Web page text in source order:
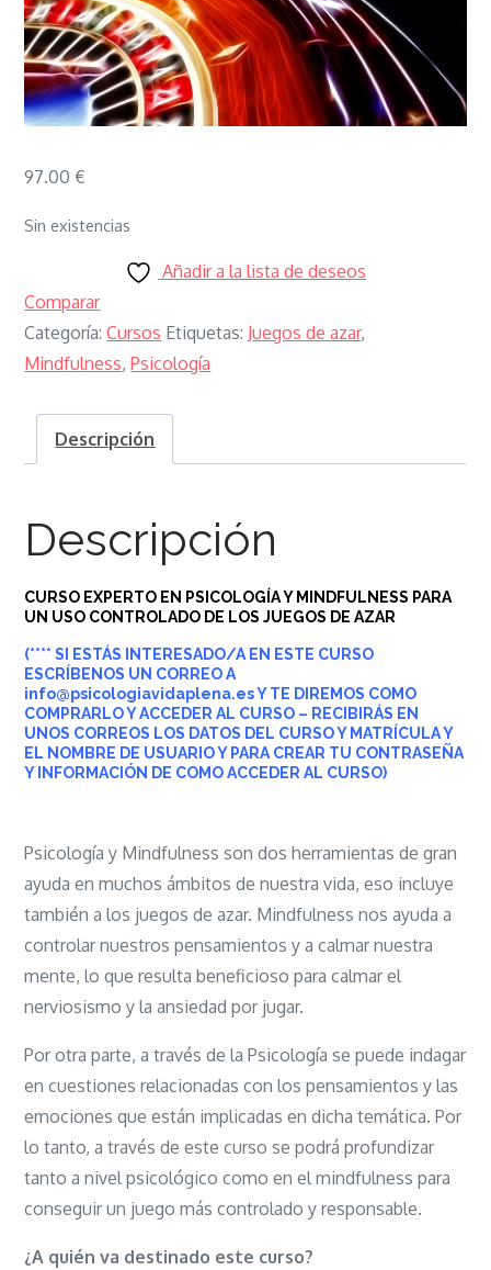
97.00 €
Sin existencias
Añadir a la lista de deseos
Comparar
Categoría:Cursos Etiquetas: Juegos de azar,
Mindfulness,Psicología
Descripción
Descripción
CURSO EXPERTO EN PSICOLOGÍA Y MINDFULNESS PARA
UN USO CONTROLADO DE LOS JUEGOS DE AZAR
(**** SI ESTÁS INTERESADO/A EN ESTE CURSO
ESCRÍBENOS UN CORREO A
info@psicologiavidaplena.es Y TE DIREMOS COMO
COMPRARLO Y ACCEDER AL CURSO – RECIBIRÁS EN
UNOS CORREOS LOS DATOS DEL CURSO Y MATRÍCULA Y
EL NOMBRE DE USUARIOY PARA CREAR TU CONTRASEÑA
Y INFORMACIÓN DE COMO ACCEDER AL CURSO)
Psicología y Mindfulness son dos herramientas de gran
ayuda en muchos ámbitos de nuestra vida, eso incluye
también a los juegos de azar. Mindfulness nos ayuda a
controlar nuestros pensamientos y a calmar nuestra
mente, lo que resulta beneficioso para calmar el
nerviosismo y la ansiedad por jugar.
Por otra parte, a través de la Psicología se puede indagar
en cuestiones relacionadas con los pensamientos y las
emociones que están implicadas en dicha temática. Por
lo tanto, a través de este curso se podrá profundizar
tanto a nivel psicológico como en el mindfulness para
conseguir un juego más controlado y responsable.
¿A quién va destinado este curso?